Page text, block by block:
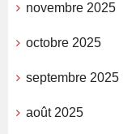
novembre 2025
octobre 2025
septembre 2025
août 2025